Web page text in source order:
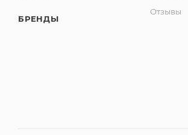
БРЕНДЫ
Отзывы